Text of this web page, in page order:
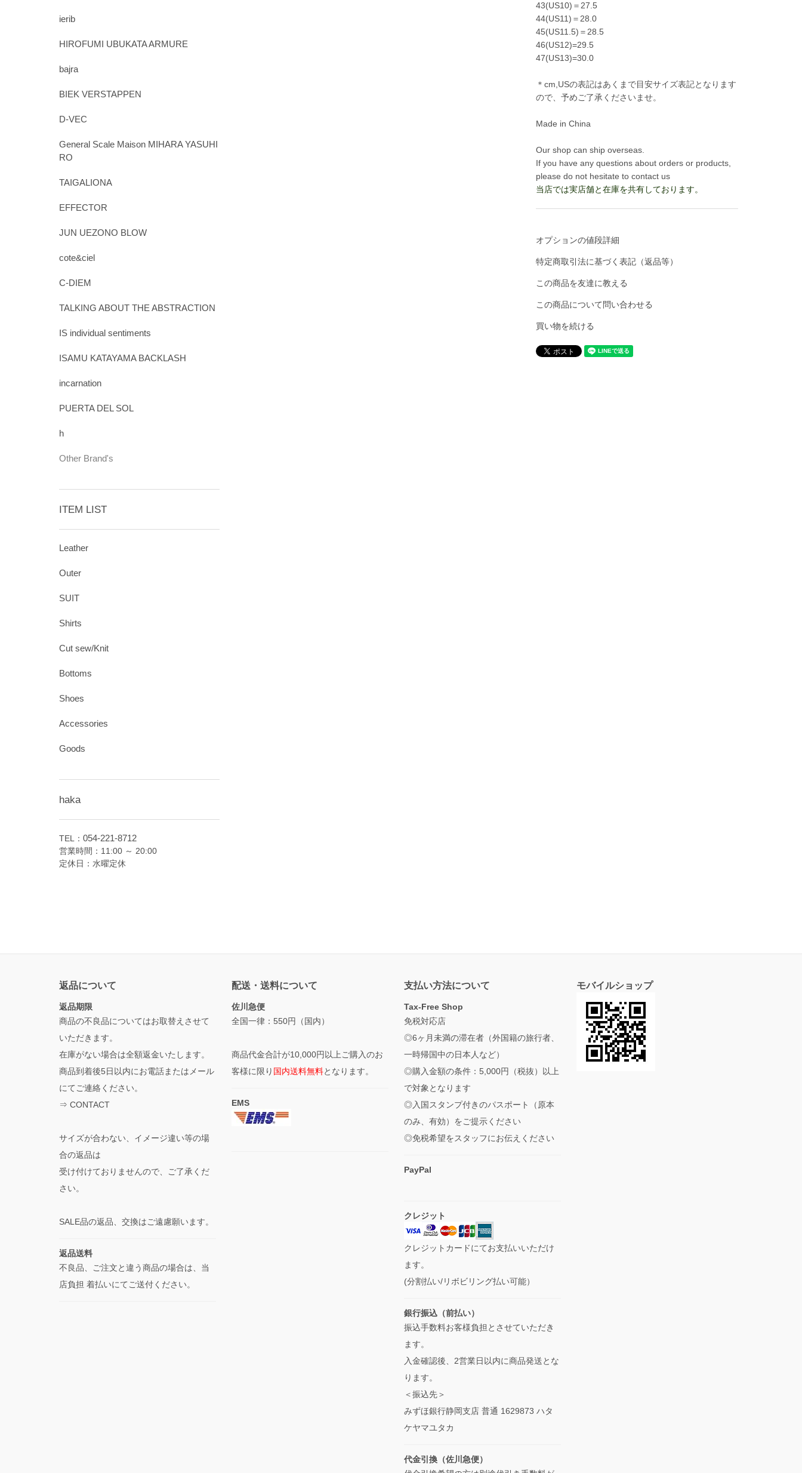
43(US10)＝27.5
44(US11)＝28.0
45(US11.5)＝28.5
46(US12)=29.5
47(US13)=30.0
＊cm,USの表記はあくまで目安サイズ表記となります
ので、予めご了承くださいませ。
Made in China
Our shop can ship overseas.
If you have any questions about orders or products,
please do not hesitate to contact us
当店では実店舗と在庫を共有しております。
オプションの値段詳細
特定商取引法に基づく表記（返品等）
この商品を友達に教える
この商品について問い合わせる
買い物を続ける
ierib
HIROFUMI UBUKATA ARMURE
bajra
BIEK VERSTAPPEN
D-VEC
General Scale Maison MIHARA YASUHI
RO
TAIGALIONA
EFFECTOR
JUN UEZONO BLOW
cote&ciel
C-DIEM
TALKING ABOUT THE ABSTRACTION
IS individual sentiments
ISAMU KATAYAMA BACKLASH
incarnation
PUERTA DEL SOL
h
Other Brand's
ITEM LIST
Leather
Outer
SUIT
Shirts
Cut sew/Knit
Bottoms
Shoes
Accessories
Goods
haka
TEL： 054-221-8712
営業時間：11:00 ～ 20:00
定休日：水曜定休
返品について
返品期限
商品の不良品についてはお取替えさせて
いただきます。
在庫がない場合は全額返金いたします。
商品到着後5日以内にお電話またはメール
にてご連絡ください。
⇒ CONTACT
サイズが合わない、イメージ違い等の場
合の返品は
受け付けておりませんので、ご了承くだ
さい。
SALE品の返品、交換はご遠慮願います。
返品送料
不良品、ご注文と違う商品の場合は、当
店負担 着払いにてご送付ください。
配送・送料について
佐川急便
全国一律：550円（国内）
商品代金合計が10,000円以上ご購入のお
客様に限り 国内送料無料となります。
EMS
支払い方法について
Tax-Free Shop
免税対応店
◎6ヶ月未満の滞在者（外国籍の旅行者、
一時帰国中の日本人など）
◎購入金額の条件：5,000円（税抜）以上
で対象となります
◎入国スタンプ付きのパスポート（原本
のみ、有効）をご提示ください
◎免税希望をスタッフにお伝えください
PayPal
クレジット
クレジットカードにてお支払いいただけ
ます。
(分割払い/リボビリング払い可能）
銀行振込（前払い）
振込手数料お客様負担とさせていただき
ます。
入金確認後、2営業日以内に商品発送とな
ります。
＜振込先＞
みずほ銀行静岡支店 普通 1629873 ハタ
ケヤマユタカ
代金引換（佐川急便）
モバイルショップ